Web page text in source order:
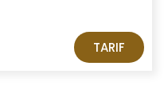
TARIF